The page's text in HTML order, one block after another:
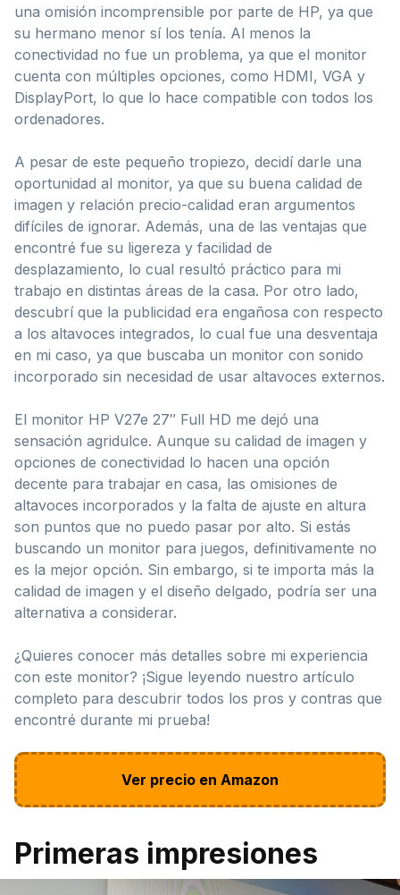
una omisión incomprensible por parte de HP, ya que
su hermano menor sí los tenía. Al menos la
conectividad no fue un problema, ya que el monitor
cuenta con múltiples opciones, como HDMI, VGA y
DisplayPort, lo que lo hace compatible con todos los
ordenadores.
A pesar de este pequeño tropiezo, decidí darle una
oportunidad al monitor, ya que su buena calidad de
imagen y relación precio-calidad eran argumentos
difíciles de ignorar. Además, una de las ventajas que
encontré fue su ligereza y facilidad de
desplazamiento, lo cual resultó práctico para mi
trabajo en distintas áreas de la casa. Por otro lado,
descubrí que la publicidad era engañosa con respecto
a los altavoces integrados, lo cual fue una desventaja
en mi caso, ya que buscaba un monitor con sonido
incorporado sin necesidad de usar altavoces externos.
El monitor HP V27e 27″ Full HD me dejó una
sensación agridulce. Aunque su calidad de imagen y
opciones de conectividad lo hacen una opción
decente para trabajar en casa, las omisiones de
altavoces incorporados y la falta de ajuste en altura
son puntos que no puedo pasar por alto. Si estás
buscando un monitor para juegos, definitivamente no
es la mejor opción. Sin embargo, si te importa más la
calidad de imagen y el diseño delgado, podría ser una
alternativa a considerar.
¿Quieres conocer más detalles sobre mi experiencia
con este monitor? ¡Sigue leyendo nuestro artículo
completo para descubrir todos los pros y contras que
encontré durante mi prueba!
Ver precio en Amazon
Primeras impresiones